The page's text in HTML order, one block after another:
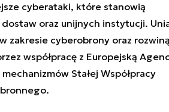
cyberataki, które stanowią
oraz unijnych instytucji.
zakresie cyberobrony oraz
współpracę z Europejską
Stałej Współpracy